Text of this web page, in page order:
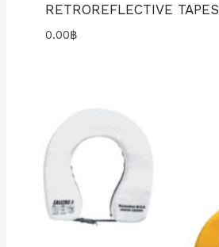
RETROREFLECTIVE TAPES
0.00฿